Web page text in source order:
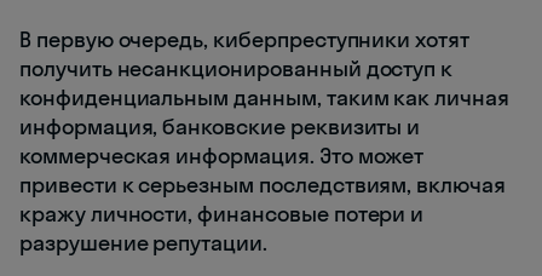
В первую очередь, киберпреступники хотят
получить несанкционированный доступ к
конфиденциальным данным, таким как личная
информация, банковские реквизиты и
коммерческая информация. Это может
привести к серьезным последствиям, включая
кражу личности, финансовые потери и
разрушение репутации.